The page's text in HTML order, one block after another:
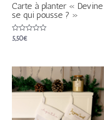
Carte à planter « Devine
se qui pousse ? »
Note
5,50€